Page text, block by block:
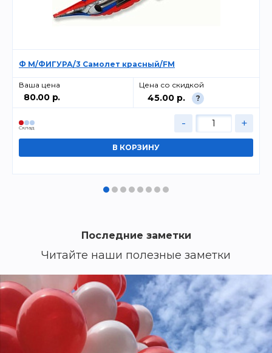
Ф М/ФИГУРА/3 Самолет красный/FM
Ваша цена
80.00 р.
Цена со скидкой
45.00 р. ?
Cклад - +
Последние заметки
Читайте наши полезные заметки